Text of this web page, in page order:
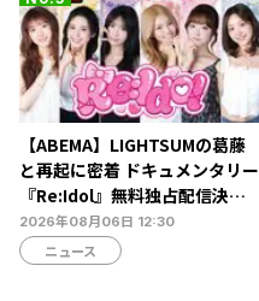
【ABEMA】LIGHTSUMの葛藤
と再起に密着 ドキュメンタリー
『Re:Idol』無料独占配信決
定…デビュー6年目の壁と2年間
の空白期に迫る
2026年08月06日 12:30
ニュース